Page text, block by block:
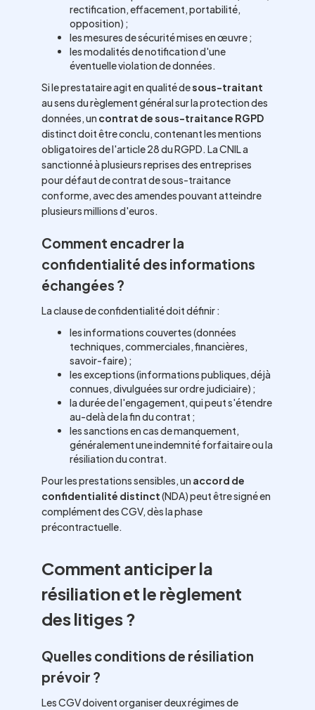
rectification, effacement, portabilité,
opposition) ;
les mesures de sécurité mises en œuvre ;
les modalités de notification d'une
éventuelle violation de données.
Si le prestataire agit en qualité desous-traitant
au sens du règlement général sur la protection des
données, un contrat de sous-traitance RGPD
distinct doit être conclu, contenant les mentions
obligatoires de l'article 28 du RGPD. La CNIL a
sanctionné à plusieurs reprises des entreprises
pour défaut de contrat de sous-traitance
conforme, avec des amendes pouvant atteindre
plusieurs millions d'euros.
Comment encadrer la
confidentialité des informations
échangées ?
La clause de confidentialité doit définir :
les informations couvertes (données
techniques, commerciales, financières,
savoir-faire) ;
les exceptions (informations publiques, déjà
connues, divulguées sur ordre judiciaire) ;
la durée de l'engagement, qui peut s'étendre
au-delà de la fin du contrat ;
les sanctions en cas de manquement,
généralement une indemnité forfaitaire ou la
résiliation du contrat.
Pour les prestations sensibles, un accord de
confidentialité distinct(NDA) peut être signé en
complément des CGV, dès la phase
précontractuelle.
Comment anticiper la
résiliation et le règlement
des litiges ?
Quelles conditions de résiliation
prévoir ?
Les CGV doivent organiser deux régimes de